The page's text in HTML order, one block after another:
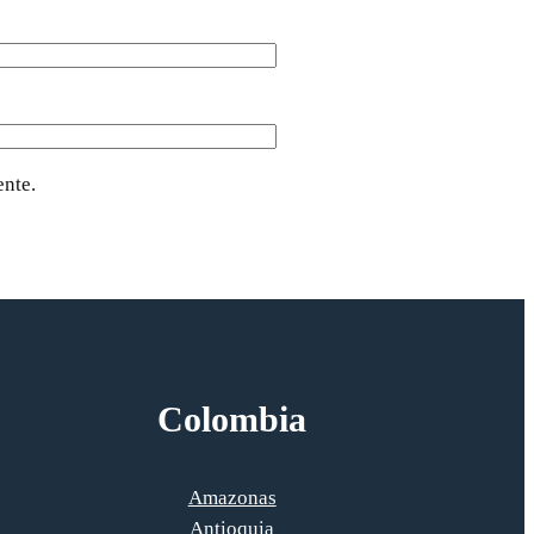
Colombia
Amazonas
Antioquia